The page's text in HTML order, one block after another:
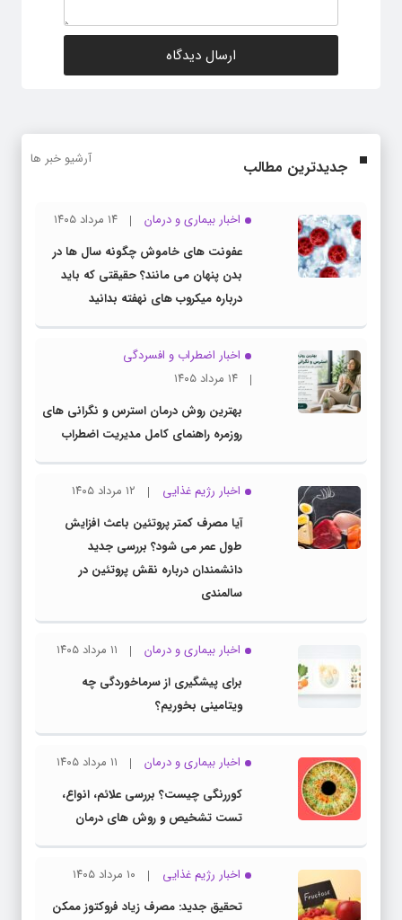
جدیدترین مطالب آرشیو خبر ها
اخبار بیماری و درمان
۱۴ مرداد ۱۴۰۵
عفونت های خاموش چگونه سال ها در
بدن پنهان می مانند؟ حقیقتی که باید
درباره میکروب های نهفته بدانید
اخبار اضطراب و افسردگی
۱۴ مرداد ۱۴۰۵
بهترین روش درمان استرس و نگرانی های
روزمره راهنمای کامل مدیریت اضطراب
اخبار رژیم غذایی
۱۲ مرداد ۱۴۰۵
آیا مصرف کمتر پروتئین باعث افزایش
طول عمر می شود؟ بررسی جدید
دانشمندان درباره نقش پروتئین در
سالمندی
اخبار بیماری و درمان
۱۱ مرداد ۱۴۰۵
برای پیشگیری از سرماخوردگی چه
ویتامینی بخوریم؟
اخبار بیماری و درمان
۱۱ مرداد ۱۴۰۵
کوررنگی چیست؟ بررسی علائم، انواع،
تست تشخیص و روش های درمان
اخبار رژیم غذایی
۱۰ مرداد ۱۴۰۵
تحقیق جدید: مصرف زیاد فروکتوز ممکن